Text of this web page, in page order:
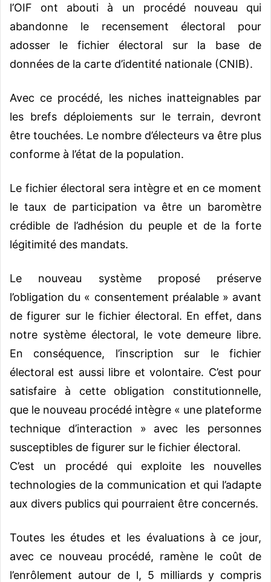
l’OIF ont abouti à un procédé nouveau qui
abandonne le recensement électoral pour
adosser le fichier électoral sur la base de
données de la carte d’identité nationale (CNIB).
Avec ce procédé, les niches inatteignables par
les brefs déploiements sur le terrain, devront
être touchées. Le nombre d’électeurs va être plus
conforme à l’état de la population.
Le fichier électoral sera intègre et en ce moment
le taux de participation va être un baromètre
crédible de l’adhésion du peuple et de la forte
légitimité des mandats.
Le nouveau système proposé préserve
l’obligation du « consentement préalable » avant
de figurer sur le fichier électoral. En effet, dans
notre système électoral, le vote demeure libre.
En conséquence, l’inscription sur le fichier
électoral est aussi libre et volontaire. C’est pour
satisfaire à cette obligation constitutionnelle,
que le nouveau procédé intègre « une plateforme
technique d’interaction » avec les personnes
susceptibles de figurer sur le fichier électoral.
C’est un procédé qui exploite les nouvelles
technologies de la communication et qui l’adapte
aux divers publics qui pourraient être concernés.
Toutes les études et les évaluations à ce jour,
avec ce nouveau procédé, ramène le coût de
l’enrôlement autour de l, 5 milliards y compris